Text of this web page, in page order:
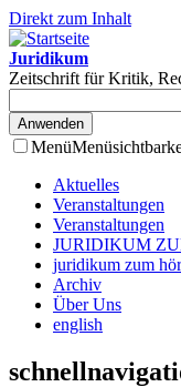
Direkt zum Inhalt
Juridikum
Zeitschrift für Kritik,
Menü
Aktuelles
Veranstaltungen
Veranstaltungen
JURIDIKUM
juridikum zum
Archiv
Über Uns
english